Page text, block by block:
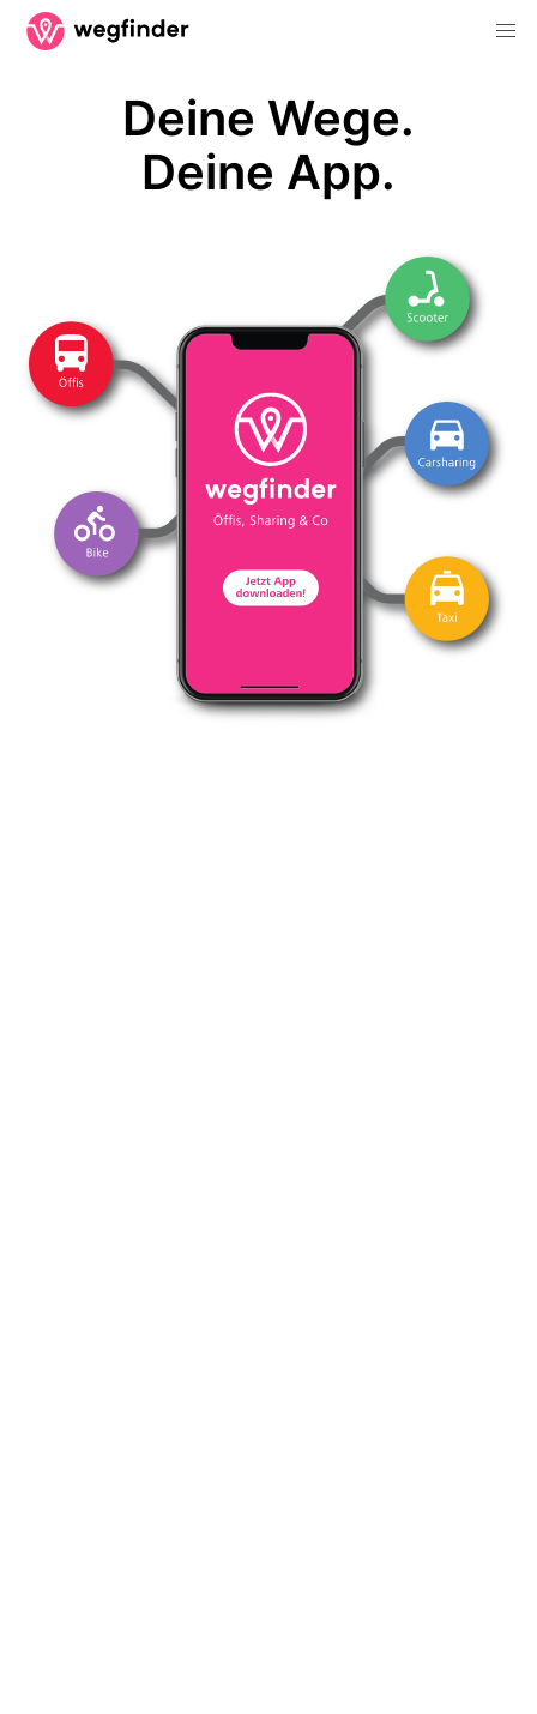
Deine Wege.
Deine App.